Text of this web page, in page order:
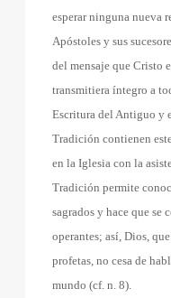
esperar ninguna nueva
Apóstoles y sus
del mensaje que Cristo
transmitiera íntegro a
Escritura del Antiguo y
Tradición contienen
en la Iglesia con la
Tradición permite
sagrados y hace que se
operantes; así, Dios,
profetas, no cesa de
mundo (cf. n. 8).